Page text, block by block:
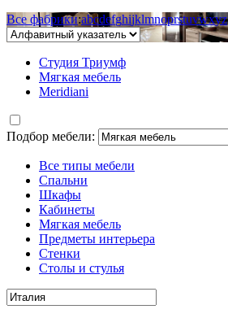
Все фабрики:abcdefghijklmnoprstuvwxyz
Студия Триумф
Мягкая мебель
Meridiani
Подбор мебели:
Все типы мебели
Спальни
Шкафы
Кабинеты
Мягкая мебель
Предметы интерьера
Стенки
Столы и стулья